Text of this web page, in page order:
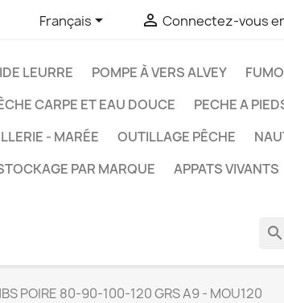
Français  Connectez-vous
LEURRE POMPE À VERS ALVEY
CARPE ET EAU DOUCE PECHE A
- MARÉE OUTILLAGE PÊCHE
PAR MARQUE APPATS VIVANTS
search
POIRE 80-90-100-120 GRS A9 - MOU120